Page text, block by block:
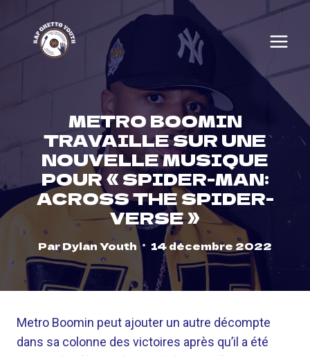
content
METRO BOOMIN
TRAVAILLE SUR UNE
NOUVELLE MUSIQUE
POUR « SPIDER-MAN:
ACROSS THE SPIDER-
VERSE »
ParDylan Youth 14 décembre 2022
Metro Boomin peut ajouter un autre décompte
dans sa colonne des victoires après qu’il a été